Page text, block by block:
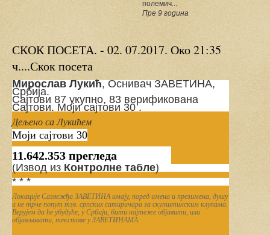
полемич...
Пре 9 година
СКОК ПОСЕТА. - 02. 07.2017. Око 21:35
ч....Скок посета
Mирослав Лукић, Оснивач ЗАВЕТИНА,
Србија.
Сајтови 87 укупно, 83 верификована
Сајтови. Моји сајтови 30 .
Дељено са Лукићем
Моји сајтови 30
11.642.353 прегледа
(Извод из Контролне табле)
* * *
Локације Сазвежђа ЗАВЕТИНА имају, поред имена и презимена, душу
и не трче попут тзв. српских сатиричарa за скупштинским клупама.
Верујем да ће убудуће, у Србији, бити најтеже објавити, или
објављивати, текстове у ЗАВЕТИНАМА.